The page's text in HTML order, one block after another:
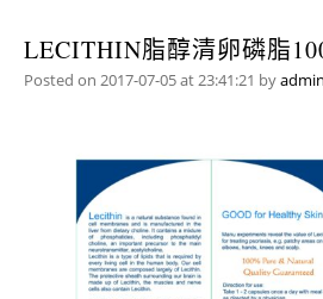
LECITHIN脂醇清卵磷脂
Posted on 2017-07-05 at 23:41:21 byadmin